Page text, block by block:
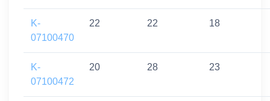
K-
07100470
22 22 18
K-
07100472
20 28 23